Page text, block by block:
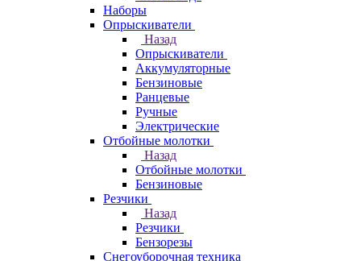
Наборы
Опрыскиватели
Назад
Опрыскиватели
Аккумуляторные
Бензиновые
Ранцевые
Ручные
Электрические
Отбойные молотки
Назад
Отбойные молотки
Бензиновые
Резчики
Назад
Резчики
Бензорезы
Снегоуборочная техника